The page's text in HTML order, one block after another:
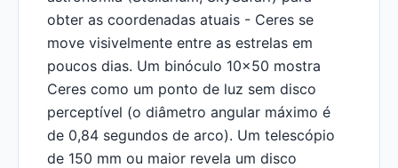
obter as coordenadas atuais - Ceres se
move visivelmente entre as estrelas em
poucos dias. Um binóculo 10x50 mostra
Ceres como um ponto de luz sem disco
perceptível (o diâmetro angular máximo é
de 0,84 segundos de arco). Um telescópio
de 150 mm ou maior revela um disco